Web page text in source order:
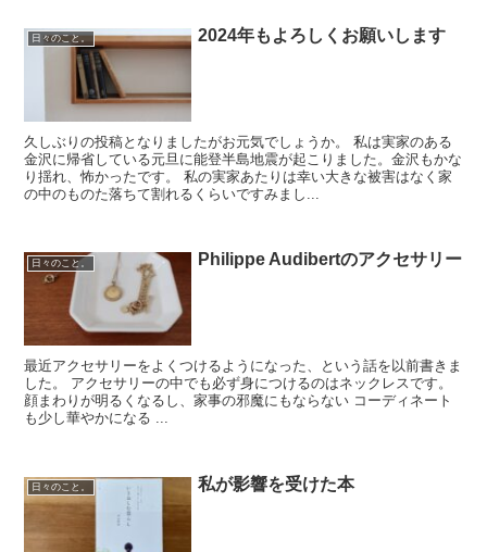
日々のこと。 2024年もよろしくお願いします
久しぶりの投稿となりましたがお元気でしょうか。 私は実家のある
金沢に帰省している元旦に能登半島地震が起こりました。金沢もかな
り揺れ、怖かったです。 私の実家あたりは幸い大きな被害はなく家
の中のものた落ちて割れるくらいですみまし...
日々のこと。 Philippe Audibertのアクセサリー
最近アクセサリーをよくつけるようになった、という話を以前書きま
した。 アクセサリーの中でも必ず身につけるのはネックレスです。
顔まわりが明るくなるし、家事の邪魔にもならない コーディネート
も少し華やかになる ...
日々のこと。 私が影響を受けた本